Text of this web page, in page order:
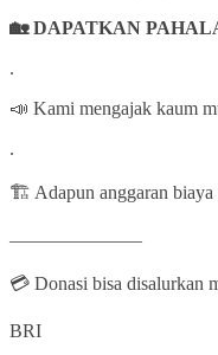
🏡DAPATKAN
.
📣 Kami mengajak kaum
.
🏗 Adapun anggaran biaya
———————
💳 Donasi bisa disalurkan
BRI